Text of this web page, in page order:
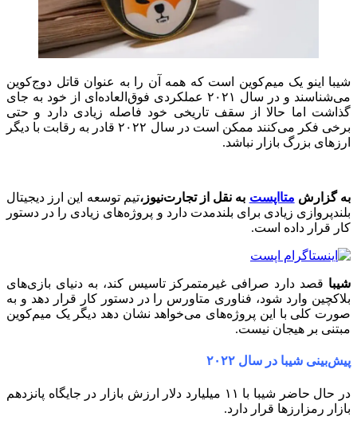
شیبا اینو یک میم‌کوین است که همه آن را به عنوان قاتل دوج‌کوین
می‌شناسند و در سال ۲۰۲۱ عملکردی فوق‌العاده‌ای از خود به جای
گذاشت اما حالا از سقف تاریخی خود فاصله زیادی دارد و حتی
برخی فکر می‌کنند ممکن است در سال ۲۰۲۲ قادر به رقابت با دیگر
ارزهای بزرگ بازار نباشد.
به گزارش متااپست به نقل از تجارت‌نیوز،تیم توسعه این ارز دیجیتال
بلندپروازی زیادی برای بلندمدت‌ دارد و پروژه‌های زیادی را در دستور
کار قرار داده است.
شیبا قصد دارد صرافی غیرمتمرکز تاسیس کند، به دنیای بازی‌های
بلاکچین وارد شود، فناوری متاورس را در دستور کار قرار دهد و به
صورت کلی با این پروژه‌های می‌خواهد نشان دهد دیگر یک میم‌کوین
مبتنی بر هیجان نیست.
پیش‌بینی شیبا در سال ۲۰۲۲
در حال حاضر شیبا با ۱۱ میلیارد دلار ارزش بازار در جایگاه پانزدهم
بازار رمزارزها قرار دارد.